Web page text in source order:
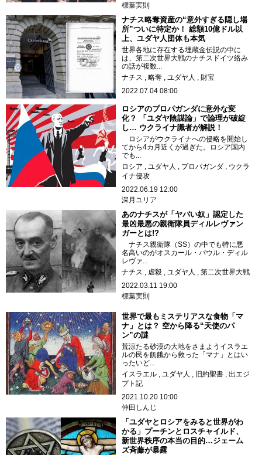
標葉実則
ナチス略奪資産の“意外すぎる隠し場
所”ついに特定か！ 総額10億ドル以
上、ユダヤ人団体も本気
世界各地に存在する埋蔵金伝説の中に
は、第二次世界大戦のナチスドイツ絡み
の話が複数...
ナチス
略奪 ユダヤ人
財宝
2022.07.04 08:00
ロシアのプロパガンダに意外な変
化？ 「ユダヤ陰謀論」で論理が破綻
し… ウクライナ識者が解説！
ロシアがウクライナへの侵略を開始し
てから4カ月近くが過ぎた。ロシア国内
でも...
ロシア
ユダヤ人 プロパガンダ
ウクラ
イナ侵攻
2022.06.19 12:00
深月ユリア
あのナチスが「ヤバい奴」認定した
最凶最悪の親衛隊員ディルレヴァン
ガーとは!?
ナチス親衛隊（SS）の中でも特に悪
名高いのがオスカール・パウル・ディル
レヴァ...
ナチス
虐殺 ユダヤ人
第二次世界大戦
2022.03.11 19:00
標葉実則
世界で最もミステリアスな食物「マ
ナ」とは？ 空から降る“天使のパ
ン”の謎
荒涼たる砂漠の大地をさまようイスラエ
ルの民を飢餓から救った「マナ」とはい
ったいど...
イスラエル
ユダヤ人 旧約聖書
出エジ
プト記
2021.10.20 10:00
仲田しんじ
「ユダヤとロシアをみると世界がわ
かる」プーチンとロスチャイルド、
新世界秩序の本当の目的…ジェーム
ズ斉藤が暴露